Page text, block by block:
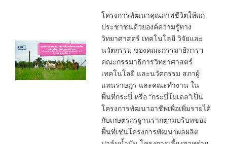
โครงการพัฒนาคุณภาพชีวิตให้แก่
ประชาชนด้วยองค์ความรู้ทาง
วิทยาศาสตร์ เทคโนโลยี วิจัยและ
นวัตกรรม ของคณะกรรมาธิการฯ
คณะกรรมาธิการวิทยาศาสตร์
เทคโนโลยี และนวัตกรรม สภาผู้
แทนราษฎร และคณะทำงาน ใน
พื้นที่กระบี่ หรือ “กระบี่โมเดล”เป็น
โครงการพัฒนาอาชีพเพื่อเพิ่มรายได้
กับเกษตรกรฐานรากตามบริบทของ
พื้นที่เช่นโครงการพัฒนาผลผลิต